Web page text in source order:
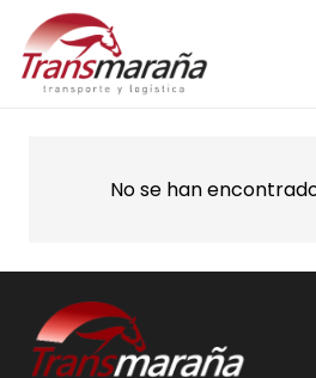
No se han